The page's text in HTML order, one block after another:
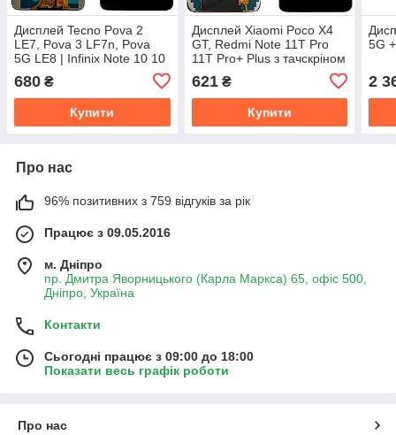
Дисплей Tecno Pova 2
LE7, Pova 3 LF7n, Pova
5G LE8 | Infinix Note 10 10
Pro 10 Pro NFC, Note 11
Pro 11s з тачскріном
(AAAA)
680 ₴
Купити
Дисплей Xiaomi Poco X4
GT, Redmi Note 11T Pro
11T Pro+ Plus з тачскріном
621₴
Купити
5G
2
Про нас
96% позитивних з 759 відгуків за рік
Працює з 09.05.2016
м. Дніпро
пр. Дмитра Яворницького (Карла Маркса) 65, офіс 500,
Дніпро, Україна
Контакти
Сьогодні працює з 09:00 до 18:00
Показати весь графік роботи
Про нас